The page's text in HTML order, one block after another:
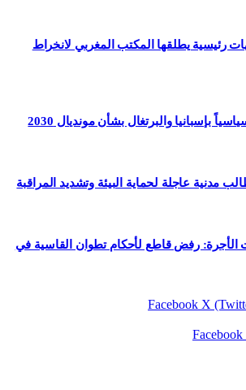
5 توجيهات رئيسية يطلقها المكتب المغربي لانخراط
بإسبانيا والبرتغال بشأن مونديال 2030
الأجرة: رفض قاطع لأحكام تطوان القاسية في
Facebook X
Facebook